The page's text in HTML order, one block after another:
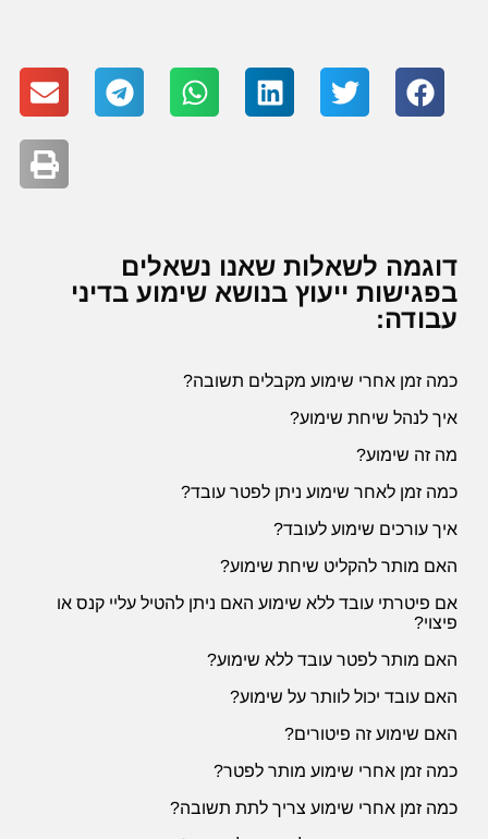
דוגמה לשאלות שאנו נשאלים
בפגישות ייעוץ בנושא שימוע בדיני
עבודה:
כמה זמן אחרי שימוע מקבלים תשובה?
איך לנהל שיחת שימוע?
מה זה שימוע?
כמה זמן לאחר שימוע ניתן לפטר עובד?
איך עורכים שימוע לעובד?
האם מותר להקליט שיחת שימוע?
אם פיטרתי עובד ללא שימוע האם ניתן להטיל עליי קנס או
פיצוי?
האם מותר לפטר עובד ללא שימוע?
האם עובד יכול לוותר על שימוע?
האם שימוע זה פיטורים?
כמה זמן אחרי שימוע מותר לפטר?
כמה זמן אחרי שימוע צריך לתת תשובה?